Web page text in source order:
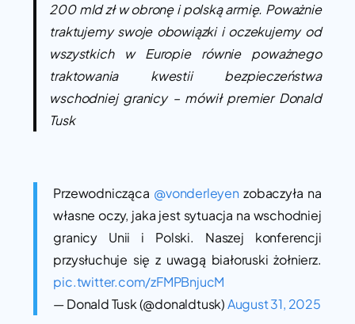
200 mld zł w obronę i polską armię. Poważnie
traktujemy swoje obowiązki i oczekujemy od
wszystkich w Europie równie poważnego
traktowania kwestii bezpieczeństwa
wschodniej granicy – mówił premier Donald
Tusk
Przewodnicząca @vonderleyen zobaczyła na
własne oczy, jaka jest sytuacja na wschodniej
granicy Unii i Polski. Naszej konferencji
przysłuchuje się z uwagą białoruski żołnierz.
pic.twitter.com/zFMPBnjucM
— Donald Tusk (@donaldtusk)August 31, 2025